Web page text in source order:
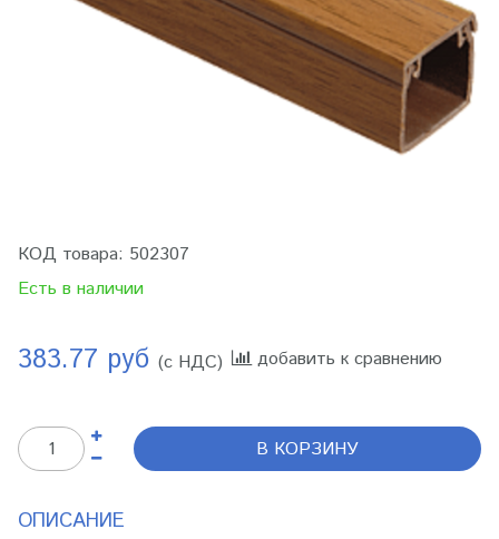
КОД товара: 502307
Есть в наличии
383.77 руб (с НДС) добавить к сравнению
В КОРЗИНУ
ОПИСАНИЕ